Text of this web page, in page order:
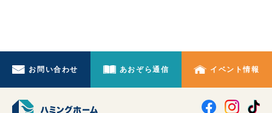
お問い合わせ あおぞら通信 イベント情報